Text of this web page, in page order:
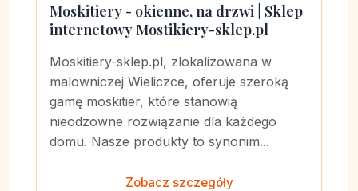
Moskitiery - okienne, na drzwi | Sklep
internetowy Mostikiery-sklep.pl
Moskitiery-sklep.pl, zlokalizowana w
malowniczej Wieliczce, oferuje szeroką
gamę moskitier, które stanowią
nieodzowne rozwiązanie dla każdego
domu. Nasze produkty to synonim...
Zobacz szczegóły